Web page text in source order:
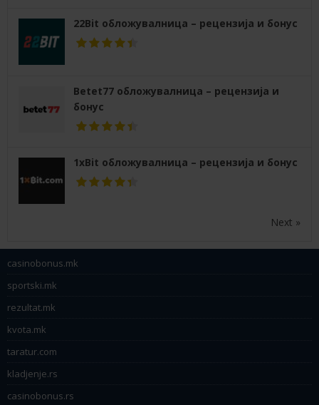
22Bit обложувалница – рецензија и бонус
Betet77 обложувалница – рецензија и
бонус
1xBit обложувалница – рецензија и бонус
Next »
casinobonus.mk
sportski.mk
rezultat.mk
kvota.mk
taratur.com
kladjenje.rs
casinobonus.rs